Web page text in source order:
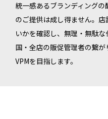
統一感あるブランディング
のご提供は成し得ません。
いかを確認し、無理・無駄
国・全店の販促管理者の繋
VPMを目指します。